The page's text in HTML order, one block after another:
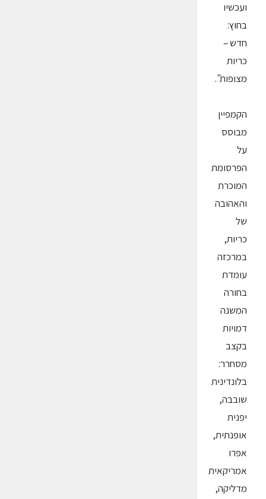
ועכשיו
בחוץ:
חדש –
כריות
מצופות".
הקמפיין
מבוסס
על
הפרסומת
המוכרת
והאהובה
של
כריות,
במרכזה
עומדת
בחורה
המשנה
דמויות
בקצב
מסחרר:
בלונדינית
שובבה,
יפנית
אופנתית,
אפרו
אמריקאית
מדליקה,